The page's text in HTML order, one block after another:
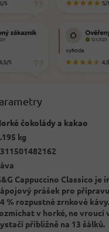
čokolády a kakao
kg
Cappuccino Classico je
prášek pro
% rozpustné zrnkové
v horké, ne vroucí
přibližně na 13 šálků.